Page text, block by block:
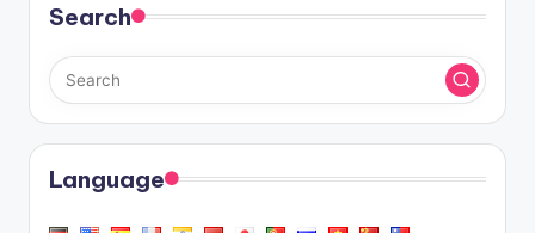
Search
Language